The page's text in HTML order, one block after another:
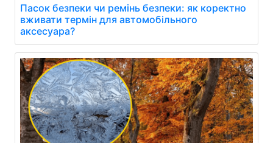
Пасок безпеки чи ремінь безпеки: як коректно
вживати термін для автомобільного
аксесуара?